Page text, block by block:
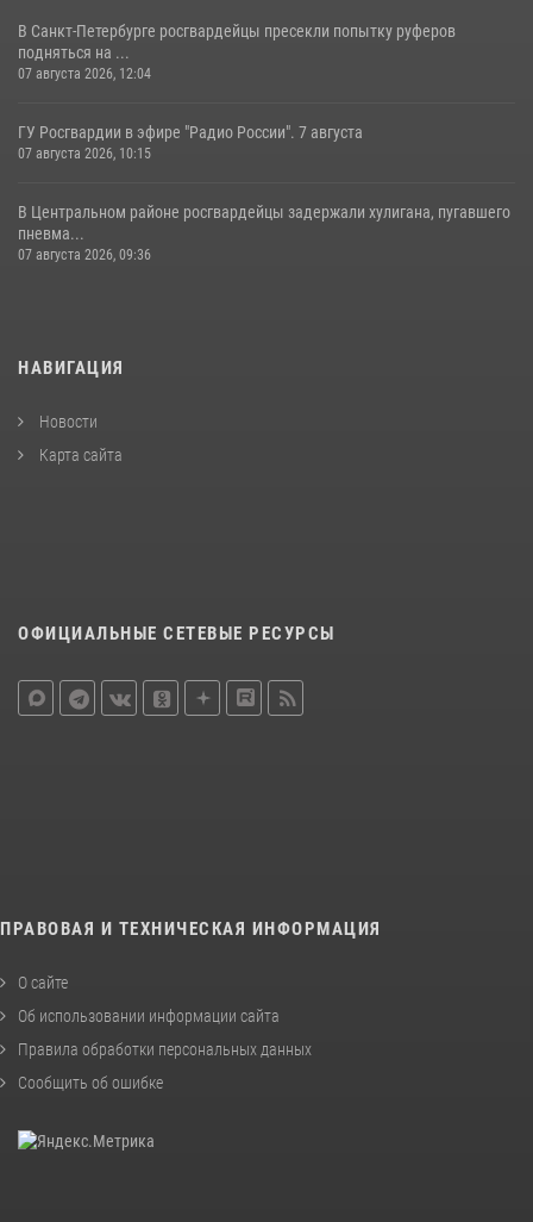
В Санкт-Петербурге росгвардейцы пресекли попытку руферов
подняться на ...
07 августа 2026, 12:04
ГУ Росгвардии в эфире "Радио России". 7 августа
07 августа 2026, 10:15
В Центральном районе росгвардейцы задержали хулигана, пугавшего
пневма...
07 августа 2026, 09:36
НАВИГАЦИЯ
Новости
Карта сайта
ОФИЦИАЛЬНЫЕ СЕТЕВЫЕ РЕСУРСЫ
ПРАВОВАЯ И ТЕХНИЧЕСКАЯ ИНФОРМАЦИЯ
О сайте
Об использовании информации сайта
Правила обработки персональных данных
Сообщить об ошибке